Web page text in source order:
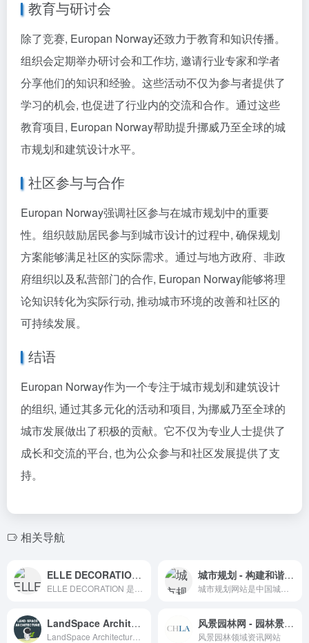
教育与研讨会
除了竞赛, Europan Norway还致力于教育和知识传播。
组织会定期举办研讨会和工作坊, 邀请行业专家和学者
分享他们的知识和经验。这些活动不仅为参与者提供了
学习的机会, 也促进了行业内的交流和合作。通过这些
教育项目, Europan Norway帮助提升挪威乃至全球的城
市规划和建筑设计水平。
社区参与与合作
Europan Norway强调社区参与在城市规划中的重要
性。组织鼓励居民参与到城市设计的过程中, 确保规划
方案能够满足社区的实际需求。通过与地方政府、非政
府组织以及私营部门的合作, Europan Norway能够将理
论知识转化为实际行动, 推动城市环境的改善和社区的
可持续发展。
结语
Europan Norway作为一个专注于城市规划和建筑设计
的组织, 通过其多元化的活动和项目, 为挪威乃至全球的
城市发展做出了积极的贡献。它不仅为专业人士提供了
成长和交流的平台, 也为公众参与和社区发展提供了支
持。
相关导航
ELLE DECORATION - 探索优雅家居设计灵感 城市规划 - 构建和谐宜居的城市环境
LandSpace Architecture - B站UP主 风景园林网 - 园林景观设计资讯平台
风景园林领域资讯网站